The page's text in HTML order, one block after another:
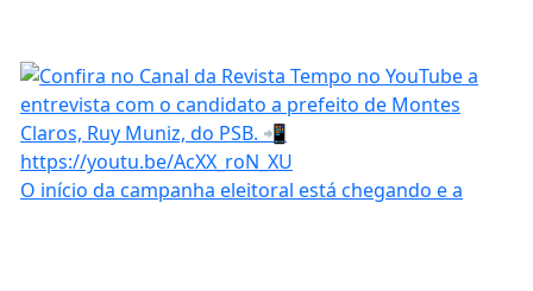
O início da campanha eleitoral está chegando e a